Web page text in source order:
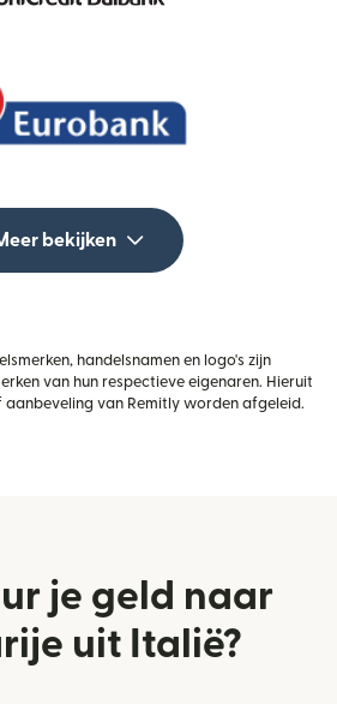
bekijken
handelsnamen en logo's zijn
van hun respectieve eigenaren. Hieruit
aanbeveling van Remitly worden afgeleid.
je geld naar
uit Italië?